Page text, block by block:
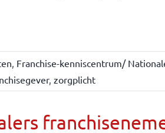
, Franchise-kenniscentrum/
, zorgplicht